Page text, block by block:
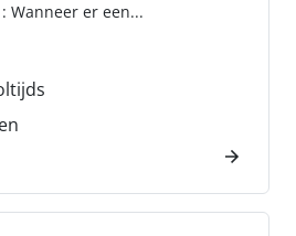
Wanneer er een...